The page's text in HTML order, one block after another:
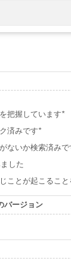
把握しています*
済みです*
ないか検索済みで
した
ことが起こるこ
バージョン